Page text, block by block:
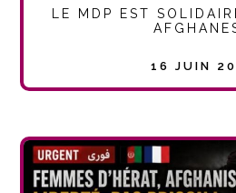
LE MDP EST
16 JUIN